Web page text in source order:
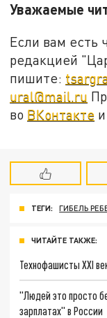
Уважаемые
Если вам есть
редакцией
пишите:
ural@mail.ru
во ВКонтакте и
ТЕГИ: ГИБЕЛЬ
ЧИТАЙТЕ ТАКЖЕ:
Технофашисты XXI
"Людей это просто
зарплатах" в России